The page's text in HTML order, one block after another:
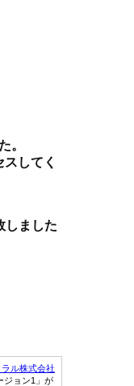
。
してく
しました
ラル株式会社
ジョン1」が